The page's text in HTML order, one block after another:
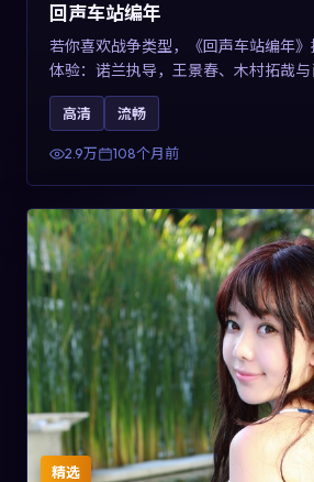
回声车站编年
若你喜欢战争类型，《回声车站编年
体验：诺兰执导，王景春、木村拓哉与
片2017年于澳大利亚上映，内容用喜剧
则的温和反讽，关键词包含高清流畅、
转，适合检索「2017战争」「澳大利
高清 流畅
2.9万 108个月前
精选